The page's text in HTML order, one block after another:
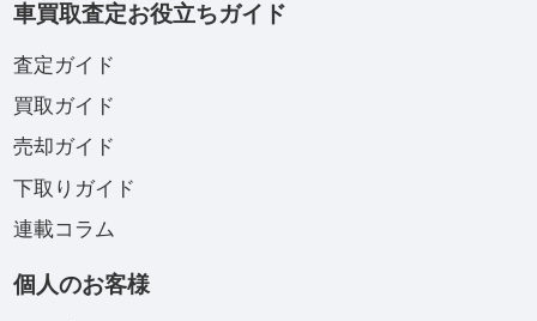
車買取査定お役立ちガイド
査定ガイド
買取ガイド
売却ガイド
下取りガイド
連載コラム
個人のお客様